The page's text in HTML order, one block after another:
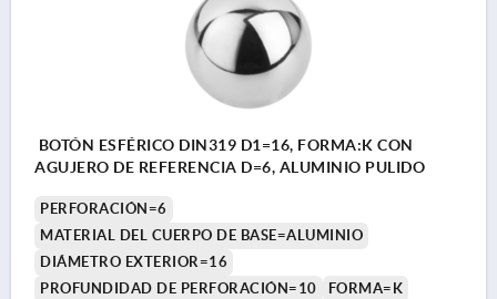
BOTÓN ESFÉRICO DIN319 D1=16, FORMA:K CON
AGUJERO DE REFERENCIA D=6, ALUMINIO PULIDO
PERFORACIÓN=6
MATERIAL DEL CUERPO DE BASE=ALUMINIO
DIÁMETRO EXTERIOR=16
PROFUNDIDAD DE PERFORACIÓN=10
FORMA=K